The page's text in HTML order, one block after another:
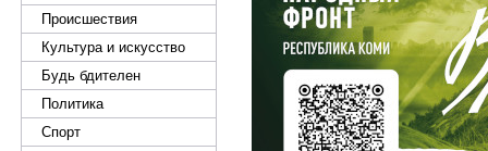
Происшествия
Культура и искусство
Будь бдителен
Политика
Спорт